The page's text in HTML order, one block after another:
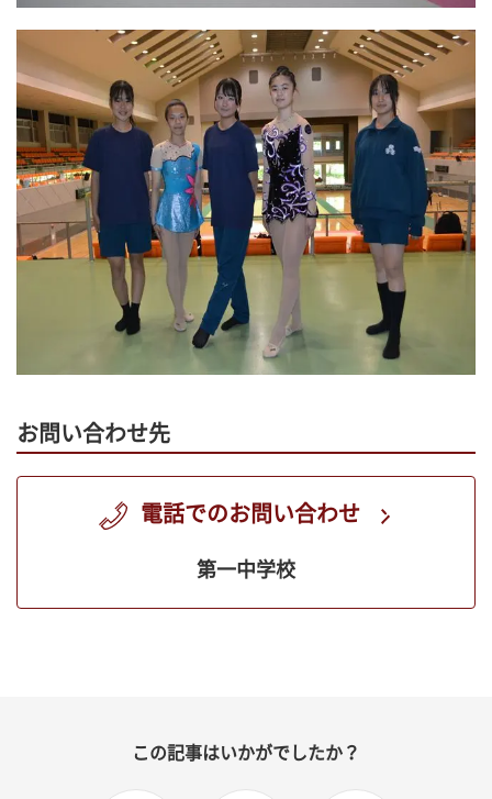
お問い合わせ先
電話でのお問い合わせ
第一中学校
この記事はいかがでしたか？